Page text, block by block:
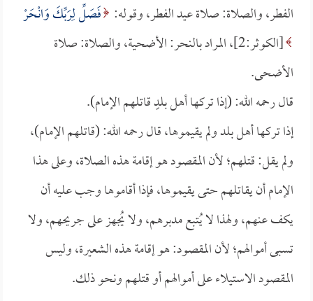
الفطر، والصلاة: صلاة عيد الفطر، وقوله: فَصَلِّ لِرَبِّكَ وَانْحَرْ
[الكوثر:2]، المراد بالنحر: الأضحية، والصلاة: صلاة
الأضحى.
قال رحمه الله: (إذا تركها أهل بلدٍ قاتلهم الإمام).
إذا تركها أهل بلد ولم يقيموها، قال رحمه الله: (قاتلهم الإمام)،
ولم يقل: قتلهم؛ لأن المقصود هو إقامة هذه الصلاة، وعلى هذا
الإمام أن يقاتلهم حتى يقيموها، فإذا أقاموها وجب عليه أن
يكف عنهم، ولهذا لا يُتبع مدبرهم، ولا يُجهز على جريحهم، ولا
تسبى أموالهم؛ لأن المقصود: هو إقامة هذه الشعيرة، وليس
المقصود الاستيلاء على أموالهم أو قتلهم ونحو ذلك.